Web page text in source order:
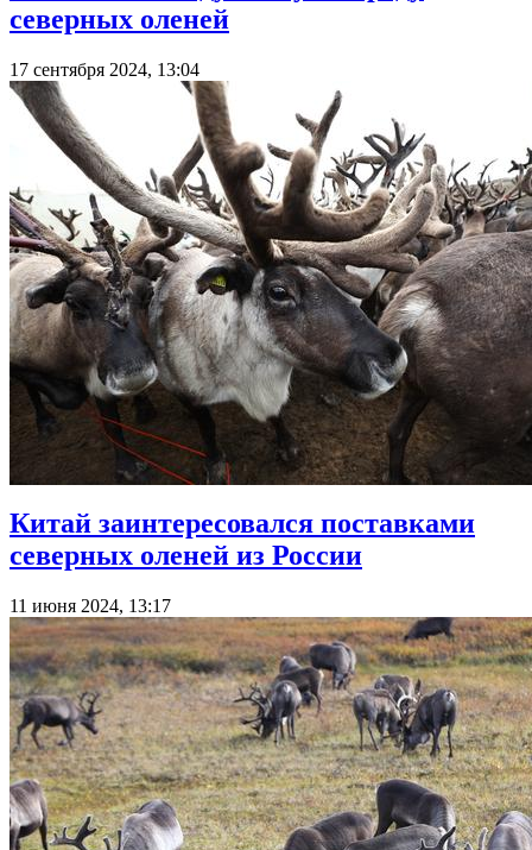
северных оленей
17 сентября 2024, 13:04
Китай заинтересовался поставками
северных оленей из России
11 июня 2024, 13:17